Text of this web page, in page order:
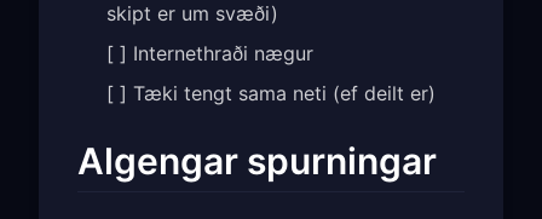
skipt er um svæði)
[ ] Internethraði nægur
[ ] Tæki tengt sama neti (ef deilt er)
Algengar spurningar